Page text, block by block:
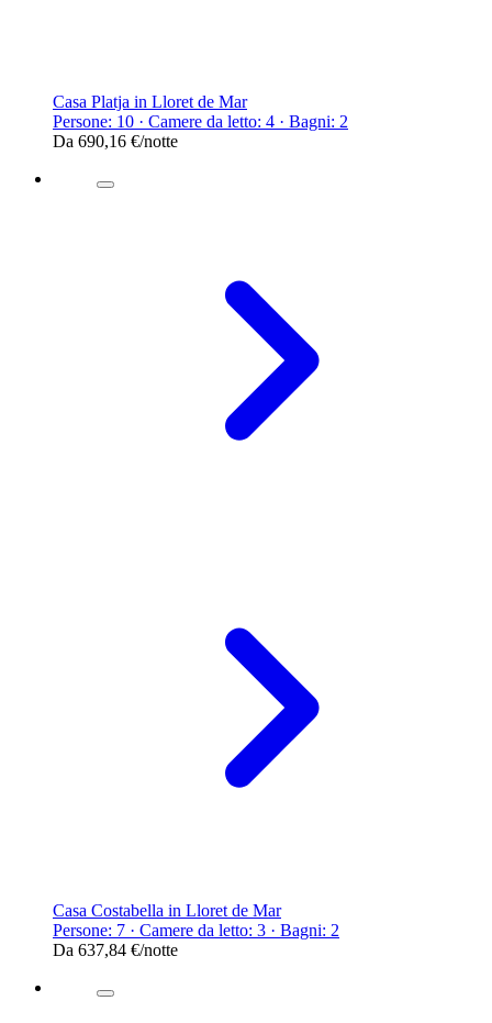
Casa Platja in Lloret de Mar
Persone: 10 · Camere da letto: 4 · Bagni: 2
Da 690,16 €/notte
Casa Costabella in Lloret de Mar
Persone: 7 · Camere da letto: 3 · Bagni: 2
Da 637,84 €/notte